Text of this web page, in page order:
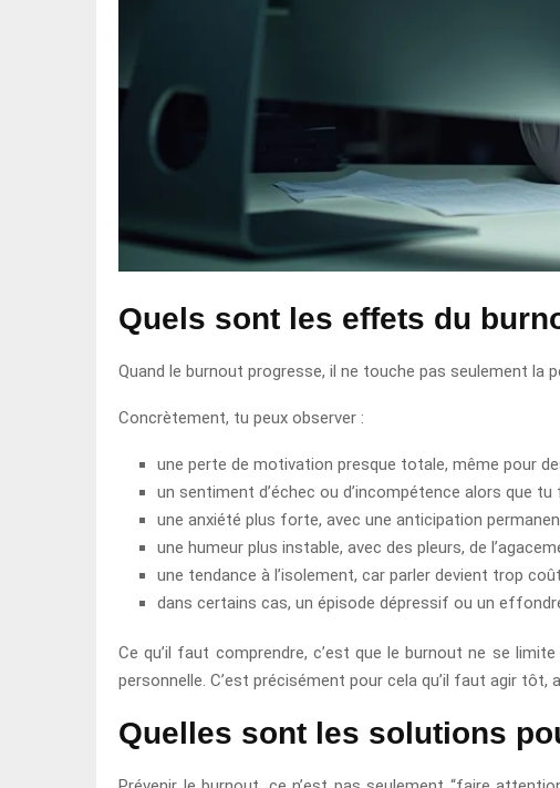
Quels sont les effets du
Quand le burnout progresse, il ne touche pas seulement
Concrètement, tu peux observer :
une perte de motivation presque totale, même pour
un sentiment d’échec ou d’incompétence alors que
une anxiété plus forte, avec une anticipation
une humeur plus instable, avec des pleurs, de
une tendance à l’isolement, car parler devient trop
dans certains cas, un épisode dépressif ou un
Ce qu’il faut comprendre, c’est que le burnout ne se
personnelle. C’est précisément pour cela qu’il faut agir
Quelles sont les solutions